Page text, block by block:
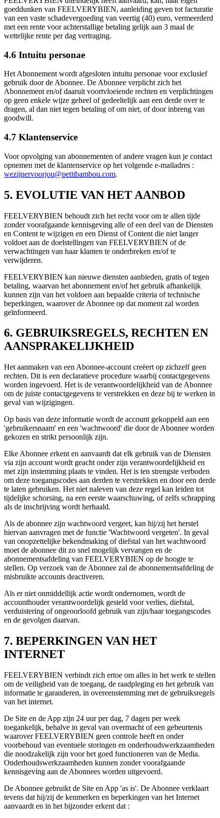
goeddunken van FEELVERYBIEN, aanleiding geven tot facturatie
van een vaste schadevergoeding van veertig (40) euro, vermeerderd
met een rente voor achterstallige betaling gelijk aan 3 maal de
wettelijke rente per dag vertraging.
4.6 Intuitu personae
Het Abonnement wordt afgesloten intuitu personae voor exclusief
gebruik door de Abonnee. De Abonnee verplicht zich het
Abonnement en/of daaruit voortvloeiende rechten en verplichtingen
op geen enkele wijze geheel of gedeeltelijk aan een derde over te
dragen, al dan niet tegen betaling of om niet, of door inbreng van
goodwill.
4.7 Klantenservice
Voor opvolging van abonnementen of andere vragen kun je contact
opnemen met de klantenservice op het volgende e-mailadres :
wezijnervoorjou@petitbambou.com.
5. EVOLUTIE VAN HET AANBOD
FEELVERYBIEN behoudt zich het recht voor om te allen tijde
zonder voorafgaande kennisgeving alle of een deel van de Diensten
en Content te wijzigen en een Dienst of Content die niet langer
voldoet aan de doelstellingen van FEELVERYBIEN of de
verwachtingen van haar klanten te onderbreken en/of te
verwijderen.
FEELVERYBIEN kan nieuwe diensten aanbieden, gratis of tegen
betaling, waarvan het abonnement en/of het gebruik afhankelijk
kunnen zijn van het voldoen aan bepaalde criteria of technische
beperkingen, waarover de Abonnee op dat moment zal worden
geïnformeerd.
6. GEBRUIKSREGELS, RECHTEN EN
AANSPRAKELIJKHEID
Het aanmaken van een Abonnee-account creëert op zichzelf geen
rechten. Dit is een declaratieve procedure waarbij contactgegevens
worden ingevoerd. Het is de verantwoordelijkheid van de Abonnee
om de juiste contactgegevens te verstrekken en deze bij te werken in
geval van wijzigingen.
Op basis van deze informatie wordt de account gekoppeld aan een
'gebruikersnaam' en een 'wachtwoord' die door de Abonnee worden
gekozen en strikt persoonlijk zijn.
Elke Abonnee erkent en aanvaardt dat elk gebruik van de Diensten
via zijn account wordt geacht onder zijn verantwoordelijkheid en
met zijn instemming plaats te vinden. Het is ten strengste verboden
om deze toegangscodes aan derden te verstrekken en door een derde
te laten gebruiken. Het niet naleven van deze regel kan leiden tot
tijdelijke schorsing, na een eerste waarschuwing, of zelfs schrapping
als de inschrijving wordt herhaald.
Als de abonnee zijn wachtwoord vergeet, kan hij/zij het herstel
hiervan aanvragen met de functie 'Wachtwoord vergeten'. In geval
van onopzettelijke bekendmaking of diefstal van het wachtwoord
moet de abonnee dit zo snel mogelijk vervangen en de
abonnementsafdeling van FEELVERYBIEN op de hoogte te
stellen. Op verzoek van de Abonnee zal de abonnementsafdeling de
misbruikte accounts deactiveren.
Als er niet onmiddellijk actie wordt ondernomen, wordt de
accounthouder verantwoordelijk gesteld voor verlies, diefstal,
verduistering of ongeoorloofd gebruik van zijn/haar toegangscodes
en de gevolgen daarvan.
7. BEPERKINGEN VAN HET
INTERNET
FEELVERYBIEN verbindt zich ertoe om alles in het werk te stellen
om de veiligheid van de toegang, de raadpleging en het gebruik van
informatie te garanderen, in overeenstemming met de gebruiksregels
van het internet.
De Site en de App zijn 24 uur per dag, 7 dagen per week
toegankelijk, behalve in geval van overmacht of een gebeurtenis
waarover FEELVERYBIEN geen controle heeft en onder
voorbehoud van eventuele storingen en onderhoudswerkzaamheden
die noodzakelijk zijn voor het goed functioneren van de Media.
Onderhoudswerkzaamheden kunnen zonder voorafgaande
kennisgeving aan de Abonnees worden uitgevoerd.
De Abonnee gebruikt de Site en App 'as is'. De Abonnee verklaart
tevens dat hij/zij de kenmerken en beperkingen van het Internet
aanvaardt en in het bijzonder erkent dat :